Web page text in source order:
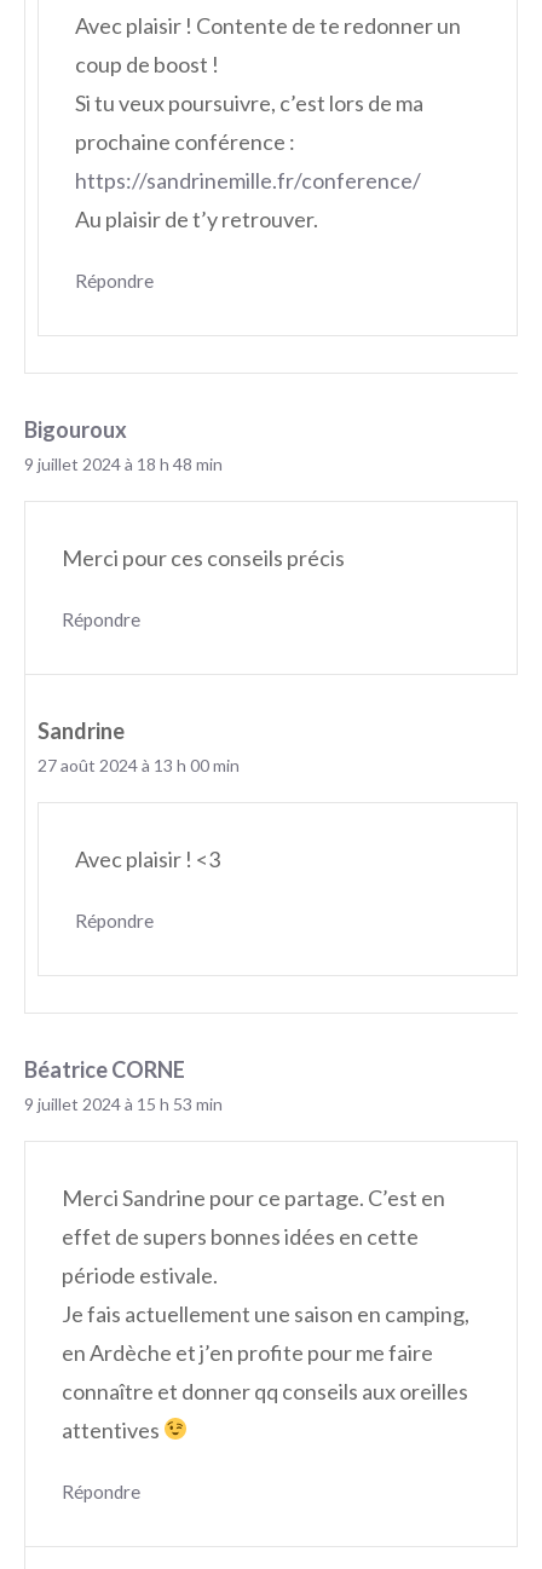
Avec plaisir ! Contente de te redonner un
coup de boost !
Si tu veux poursuivre, c’est lors de ma
prochaine conférence :
https://sandrinemille.fr/conference/
Au plaisir de t’y retrouver.
Répondre
Bigouroux
9 juillet 2024 à 18 h 48 min
Merci pour ces conseils précis
Répondre
Sandrine
27 août 2024 à 13 h 00 min
Avec plaisir ! <3
Répondre
Béatrice CORNE
9 juillet 2024 à 15 h 53 min
Merci Sandrine pour ce partage. C’est en
effet de supers bonnes idées en cette
période estivale.
Je fais actuellement une saison en camping,
en Ardèche et j’en profite pour me faire
connaître et donner qq conseils aux oreilles
attentives
Répondre